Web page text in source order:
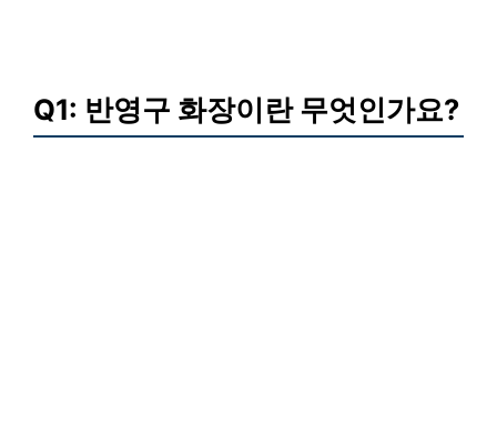
Q1: 반영구 화장이란 무엇인가요?